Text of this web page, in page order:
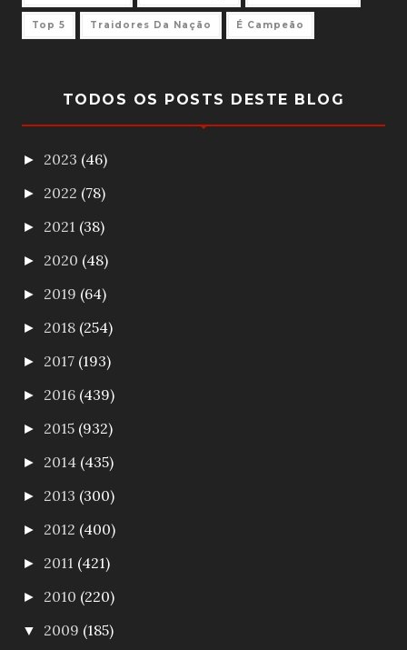
Top 5 Traidores Da Nação É Campeão
TODOS OS POSTS DESTE BLOG
► 2023 (46)
► 2022 (78)
► 2021 (38)
► 2020 (48)
► 2019 (64)
► 2018 (254)
► 2017 (193)
► 2016 (439)
► 2015 (932)
► 2014 (435)
► 2013 (300)
► 2012 (400)
► 2011 (421)
► 2010 (220)
▼ 2009 (185)